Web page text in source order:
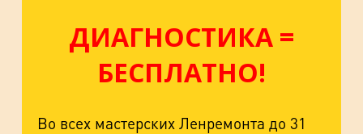
ДИАГНОСТИКА =
БЕСПЛАТНО!
Во всех мастерских Ленремонта до 31